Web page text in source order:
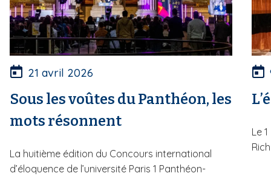
21 avril 2026
Sous les voûtes du Panthéon, les
mots résonnent
La huitième édition du Concours international
d’éloquence de l’université Paris 1 Panthéon-
Le